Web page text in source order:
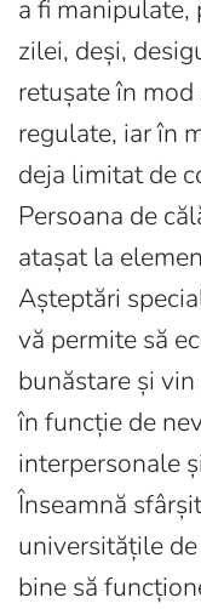
a fi
zilei, deși,
retușate în
regulate, iar în
deja limitat de
Persoana de
atașat la
Așteptări
vă permite să
bunăstare și
în funcție de
interpersonale
Înseamnă
universitățile
bine să